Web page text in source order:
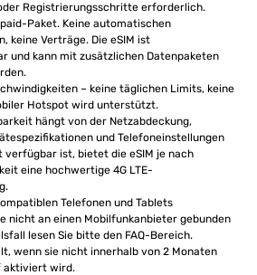
Registrierungsschritte erforderlich.
Paket. Keine automatischen
keine Verträge. Die eSIM ist
und kann mit zusätzlichen Datenpaketen
– keine täglichen Limits, keine
Hotspot wird unterstützt.
hängt von der Netzabdeckung,
und Telefoneinstellungen
verfügbar ist, bietet die eSIM je nach
eine hochwertige 4G LTE-
Telefonen und Tablets
nicht an einen Mobilfunkanbieter gebunden
lesen Sie bitte den FAQ-Bereich.
wenn sie nicht innerhalb von 2 Monaten
aktiviert wird.